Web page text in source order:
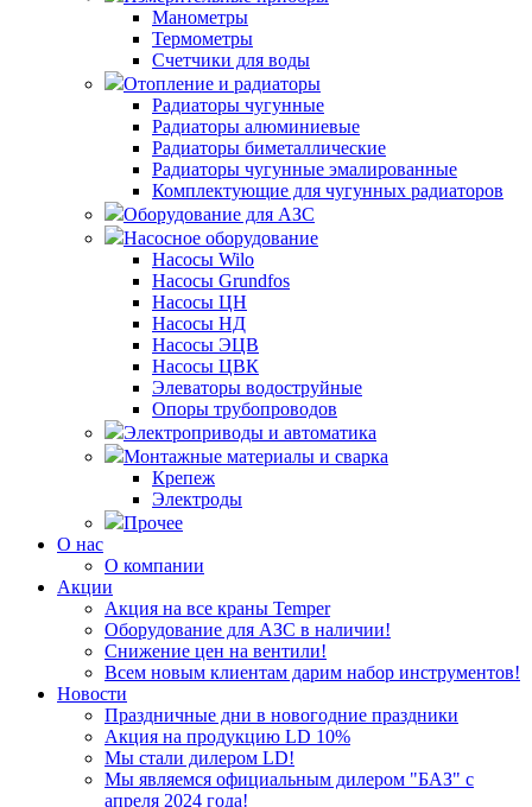
Манометры
Термометры
Счетчики для воды
Отопление и радиаторы
Радиаторы чугунные
Радиаторы алюминиевые
Радиаторы биметаллические
Радиаторы чугунные эмалированные
Комплектующие для чугунных радиаторов
Оборудование для АЗС
Насосное оборудование
Насосы Wilo
Насосы Grundfos
Насосы ЦН
Насосы НД
Насосы ЭЦВ
Насосы ЦВК
Элеваторы водоструйные
Опоры трубопроводов
Электроприводы и автоматика
Монтажные материалы и сварка
Крепеж
Электроды
Прочее
О нас
О компании
Акции
Акция на все краны Temper
Оборудование для АЗС в наличии!
Снижение цен на вентили!
Всем новым клиентам дарим набор инструментов!
Новости
Праздничные дни в новогодние праздники
Акция на продукцию LD 10%
Мы стали дилером LD!
Мы являемся официальным дилером "БАЗ" с
апреля 2024 года!